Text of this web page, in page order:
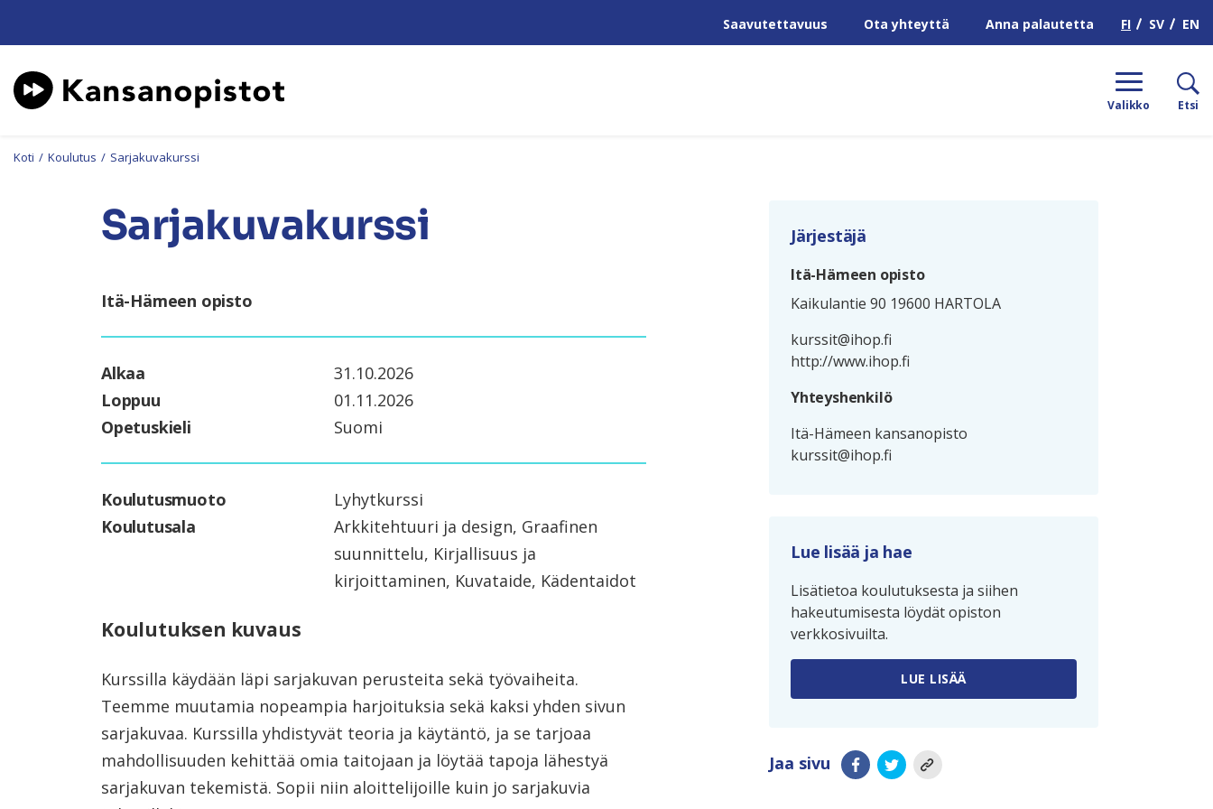
Saavutettavuus Ota yhteyttä Anna palautetta FI SV EN
Valikko Etsi
Koti / Koulutus / Sarjakuvakurssi
Sarjakuvakurssi
Itä-Hämeen opisto
Alkaa
31.10.2026
Loppuu
01.11.2026
Opetuskieli
Suomi
Koulutusmuoto
Lyhytkurssi
Koulutusala
Arkkitehtuuri ja design, Graafinen
suunnittelu, Kirjallisuus ja
kirjoittaminen, Kuvataide, Kädentaidot
Koulutuksen kuvaus
Kurssilla käydään läpi sarjakuvan perusteita sekä työvaiheita.
Teemme muutamia nopeampia harjoituksia sekä kaksi yhden sivun
sarjakuvaa. Kurssilla yhdistyvät teoria ja käytäntö, ja se tarjoaa
mahdollisuuden kehittää omia taitojaan ja löytää tapoja lähestyä
sarjakuvan tekemistä. Sopii niin aloittelijoille kuin jo sarjakuvia
Järjestäjä
Itä-Hämeen opisto
Kaikulantie 90 19600 HARTOLA
kurssit@ihop.fi
http://www.ihop.fi
Yhteyshenkilö
Itä-Hämeen kansanopisto
kurssit@ihop.fi
Lue lisää ja hae
Lisätietoa koulutuksesta ja siihen
hakeutumisesta löydät opiston
verkkosivuilta.
LUE LISÄÄ
Jaa sivu